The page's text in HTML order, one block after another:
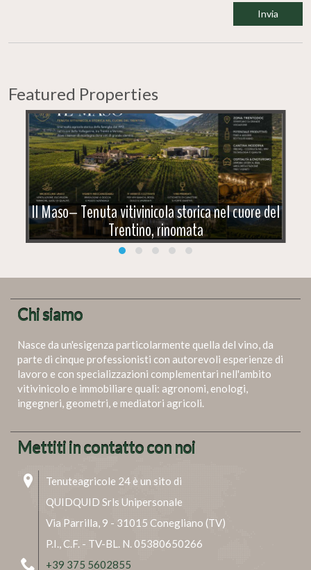
Featured Properties
Il Maso– Tenuta vitivinicola storica nel cuore del
Trentino, rinomata
Chi siamo
Nasce da un'esigenza particolarmente quella del vino, da
parte di cinque professionisti con autorevoli esperienze di
lavoro e con specializzazioni complementari nell'ambito
vitivinicolo e immobiliare quali: agronomi, enologi,
ingegneri, geometri, e mediatori agricoli.
Mettiti in contatto con noi
Tenuteagricole 24 è un sito di
QUIDQUID Srls Unipersonale
Via Parrilla, 9 - 31015 Conegliano (TV)
P.I., C.F. - TV-BL. N. 05380650266
+39 375 5602855